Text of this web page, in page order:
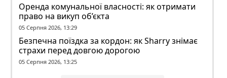
Оренда комунальної власності: як отримати
право на викуп об’єкта
05 Серпня 2026, 13:29
Безпечна поїздка за кордон: як Sharry знімає
страхи перед довгою дорогою
05 Серпня 2026, 13:25